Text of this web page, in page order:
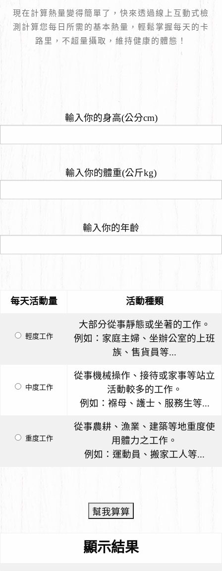
Line諮詢
現在計算熱量變得簡單了，快來透過線上互動式檢
測計算您每日所需的基本熱量，輕鬆掌握每天的卡
路里，不超量攝取，維持健康的體態！
輸入你的身高(公分cm)
輸入你的體重(公斤kg)
輸入你的年齡
每天活動量 活動種類
輕度工作
大部分從事靜態或坐著的工作。
例如：家庭主婦、坐辦公室的上班
族、售貨員等...
中度工作
從事機械操作、接待或家事等站立
活動較多的工作。
例如：褓母、護士、服務生等...
重度工作
從事農耕、漁業、建築等地重度使
用體力之工作。
例如：運動員、搬家工人等...
顯示結果